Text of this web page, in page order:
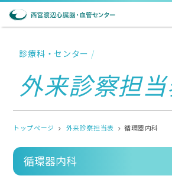
診療科・センター /
外来診察担
トップページ 外来診察担当表 循環器内科
循環器内科